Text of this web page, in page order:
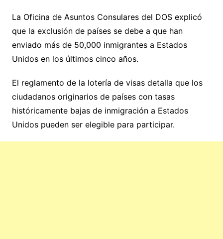
La Oficina de Asuntos Consulares del DOS explicó
que la exclusión de países se debe a que han
enviado más de 50,000 inmigrantes a Estados
Unidos en los últimos cinco años.
El reglamento de la lotería de visas detalla que los
ciudadanos originarios de países con tasas
históricamente bajas de inmigración a Estados
Unidos pueden ser elegible para participar.